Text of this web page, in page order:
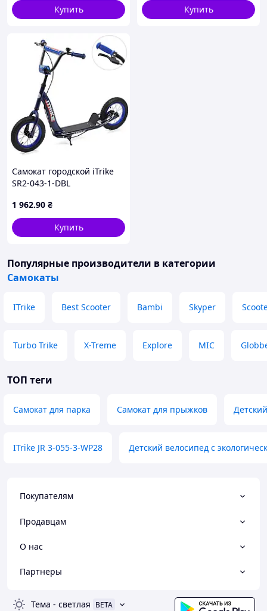
Купить
Купить
Самокат городской iTrike
SR2-043-1-DBL
1 962.90 ₴
Купить
Популярные производители в категории
Самокаты
ITrike Best Scooter Bambi Skyper
Turbo Trike X-Treme Explore MIC
ТОП теги
Самокат для парка Самокат для прыжков
ITrike JR 3-055-3-WP28 Детский велосипед с
Покупателям
Продавцам
О нас
Партнеры
Тема - светлая BETA